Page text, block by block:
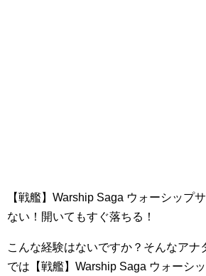
【戦艦】Warship Saga ウォーシップ
ない！開いてもすぐ落ちる！
こんな経験はないですか？そんなアナ
では【戦艦】Warship Saga ウォーシ